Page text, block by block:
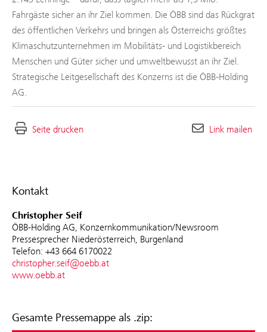
Kontakt
Christopher Seif
ÖBB-Holding AG, Konzernkommunikation/Newsroom
Pressesprecher Niederösterreich, Burgenland
Telefon: +43 664 6170022
christopher.seif@oebb.at
www.oebb.at
Gesamte Pressemappe als .zip:
Fahrgäste sicher an ihr Ziel kommen. Die ÖBB sind das Rückgrat
des öffentlichen Verkehrs und bringen als Österreichs größtes
Klimaschutzunternehmen im Mobilitäts- und Logistikbereich
Menschen und Güter sicher und umweltbewusst an ihr Ziel.
Strategische Leitgesellschaft des Konzerns ist die ÖBB-Holding
AG.
Seite drucken Link mailen